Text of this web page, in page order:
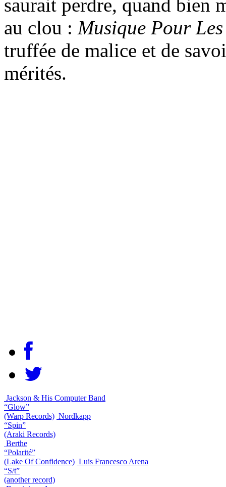
saurait perdre, quand bien
au clou : Musique Pour
truffée de malice et de
mérités.
Jackson & His Computer Band
“Glow”
(Warp Records) Nordkapp
“Spin”
(Araki Records)
Berthe
“Polarité”
(Lake Of Confidence) Luis Francesco Arena
“S/t”
(another record)